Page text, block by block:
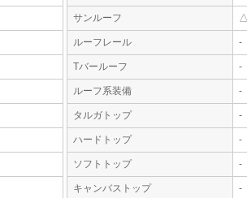
サンルーフ
ルーフレール -
Tバールーフ -
ルーフ系装備 -
タルガトップ -
ハードトップ -
ソフトトップ -
キャンバストップ -